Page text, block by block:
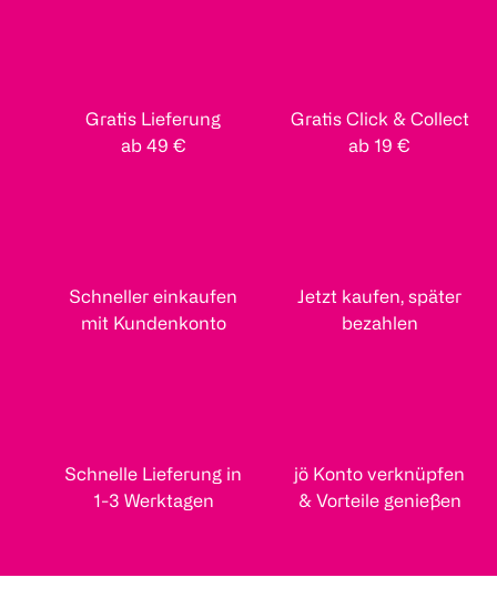
Gratis Lieferung
ab 49 €
Gratis Click & Collect
ab 19 €
Schneller einkaufen
mit Kundenkonto
Jetzt kaufen, später
bezahlen
Schnelle Lieferung in
1-3 Werktagen
jö Konto verknüpfen
& Vorteile genießen